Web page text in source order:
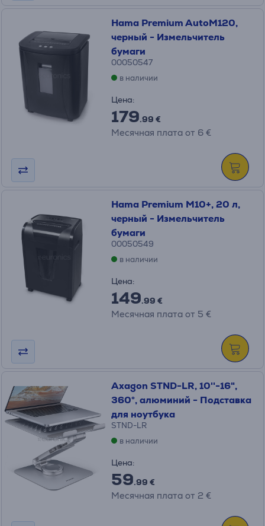
Hama Premium AutoM120,
черный - Измельчитель
бумаги
00050547
в наличии
Цена:
179.99 €
Месячная плата от 6 €
Hama Premium M10+, 20 л,
черный - Измельчитель
бумаги
00050549
в наличии
Цена:
149.99 €
Месячная плата от 5 €
Axagon STND-LR, 10''-16",
360°, алюминий - Подставка
для ноутбука
STND-LR
в наличии
Цена:
59.99 €
Месячная плата от 2 €